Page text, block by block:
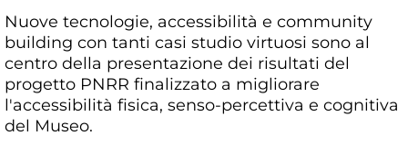
Nuove tecnologie, accessibilità e community
building con tanti casi studio virtuosi sono al
centro della presentazione dei risultati del
progetto PNRR finalizzato a migliorare
l'accessibilità fisica, senso-percettiva e cognitiva
del Museo.